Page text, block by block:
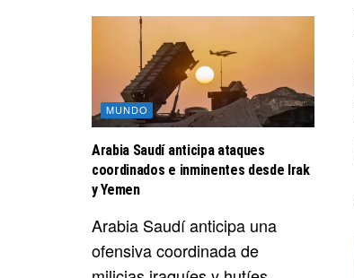
MUNDO
Arabia Saudí anticipa ataques
coordinados e inminentes desde Irak
y Yemen
Arabia Saudí anticipa una
ofensiva coordinada de